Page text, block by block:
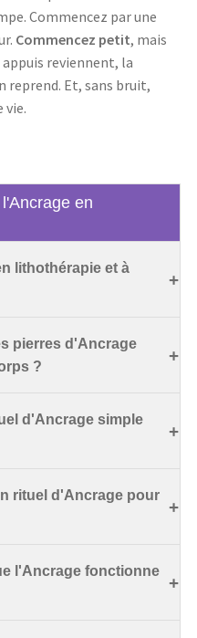
Commencez par une
Commencez petit, mais
reviennent, la
Et, sans bruit,
vie.
en
lithothérapie et à
pierres d'Ancrage
?
d'Ancrage simple
rituel d'Ancrage pour
l'Ancrage fonctionne